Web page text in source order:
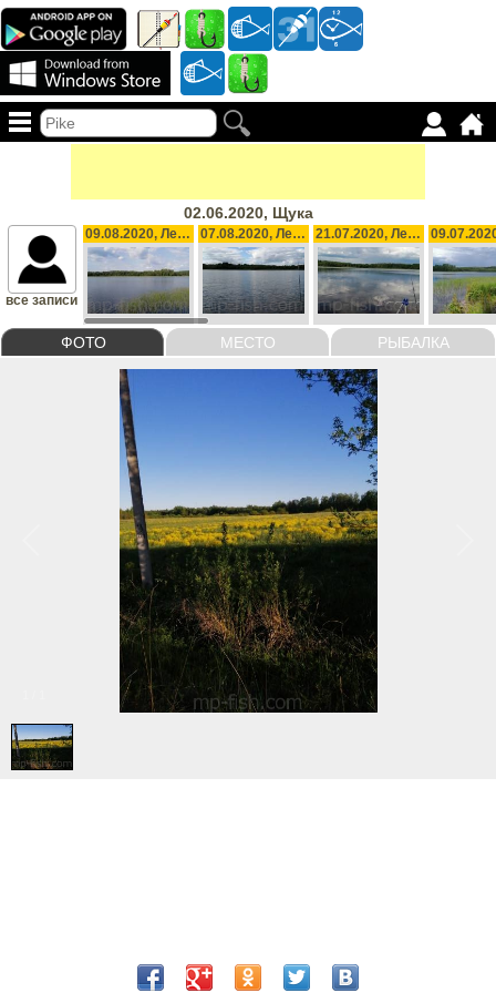
02.06.2020, Щука
ФОТО МЕСТО РЫБАЛКА
все записи
09.08.2020, Лещ, 1200 g 07.08.2020, Лещ, 1000 g 21.07.2020, Лещ, 1500 g